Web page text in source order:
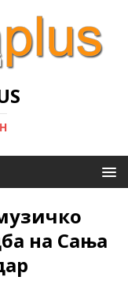
на Сања